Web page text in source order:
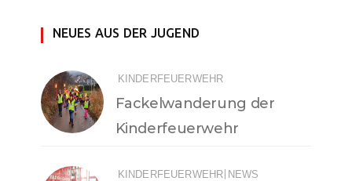
NEUES AUS DER JUGEND
KINDERFEUERWEHR
Fackelwanderung der
Kinderfeuerwehr
KINDERFEUERWEHR NEWS